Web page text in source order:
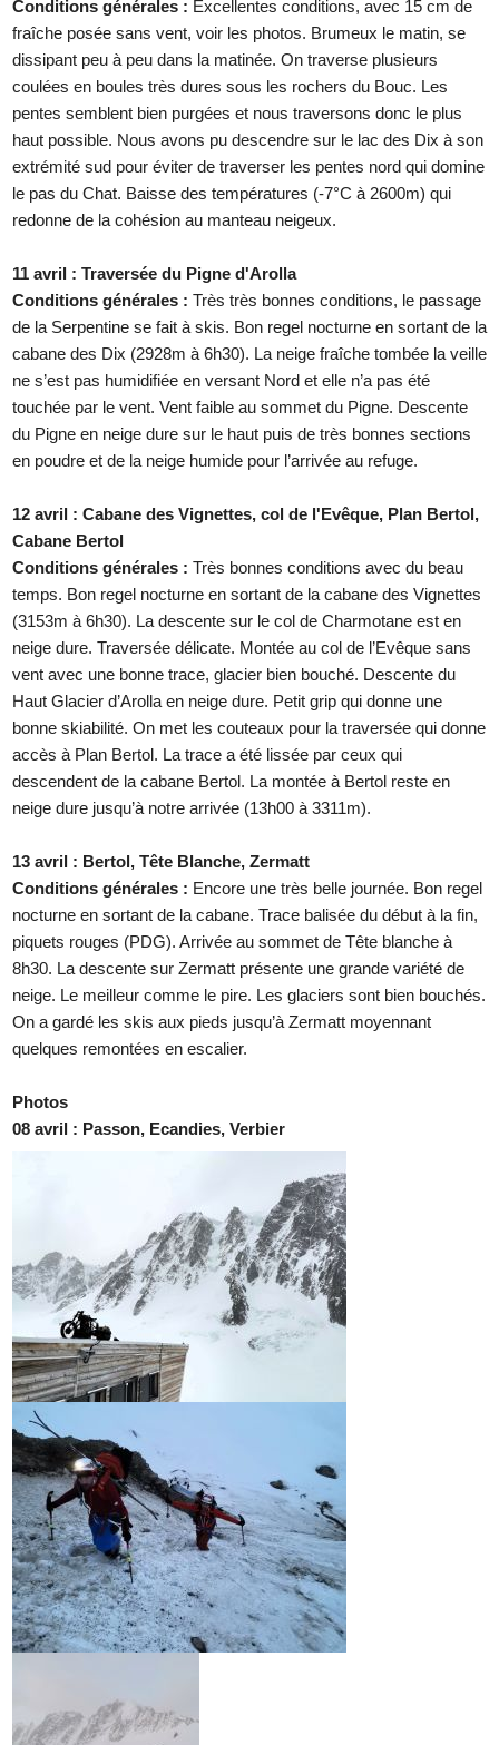
Conditions générales : Excellentes conditions, avec 15 cm de
fraîche posée sans vent, voir les photos. Brumeux le matin, se
dissipant peu à peu dans la matinée. On traverse plusieurs
coulées en boules très dures sous les rochers du Bouc. Les
pentes semblent bien purgées et nous traversons donc le plus
haut possible. Nous avons pu descendre sur le lac des Dix à son
extrémité sud pour éviter de traverser les pentes nord qui domine
le pas du Chat. Baisse des températures (-7°C à 2600m) qui
redonne de la cohésion au manteau neigeux.
11 avril : Traversée du Pigne d'Arolla
Conditions générales : Très très bonnes conditions, le passage
de la Serpentine se fait à skis. Bon regel nocturne en sortant de la
cabane des Dix (2928m à 6h30). La neige fraîche tombée la veille
ne s’est pas humidifiée en versant Nord et elle n’a pas été
touchée par le vent. Vent faible au sommet du Pigne. Descente
du Pigne en neige dure sur le haut puis de très bonnes sections
en poudre et de la neige humide pour l’arrivée au refuge.
12 avril : Cabane des Vignettes, col de l'Evêque, Plan Bertol,
Cabane Bertol
Conditions générales : Très bonnes conditions avec du beau
temps. Bon regel nocturne en sortant de la cabane des Vignettes
(3153m à 6h30). La descente sur le col de Charmotane est en
neige dure. Traversée délicate. Montée au col de l’Evêque sans
vent avec une bonne trace, glacier bien bouché. Descente du
Haut Glacier d’Arolla en neige dure. Petit grip qui donne une
bonne skiabilité. On met les couteaux pour la traversée qui donne
accès à Plan Bertol. La trace a été lissée par ceux qui
descendent de la cabane Bertol. La montée à Bertol reste en
neige dure jusqu’à notre arrivée (13h00 à 3311m).
13 avril : Bertol, Tête Blanche, Zermatt
Conditions générales : Encore une très belle journée. Bon regel
nocturne en sortant de la cabane. Trace balisée du début à la fin,
piquets rouges (PDG). Arrivée au sommet de Tête blanche à
8h30. La descente sur Zermatt présente une grande variété de
neige. Le meilleur comme le pire. Les glaciers sont bien bouchés.
On a gardé les skis aux pieds jusqu’à Zermatt moyennant
quelques remontées en escalier.
Photos
08 avril : Passon, Ecandies, Verbier